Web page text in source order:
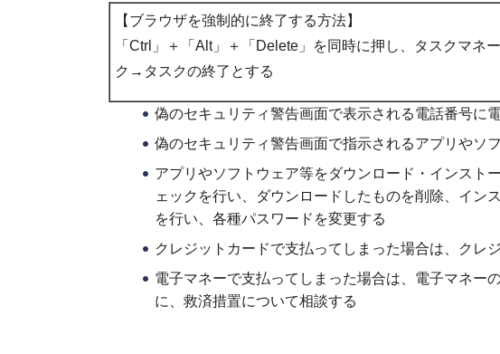
【ブラウザを強制的に終了する方法】
「Ctrl」＋「Alt」＋「Delete」を同時に押し、タスクマ
ク→タスクの終了とする
偽のセキュリティ警告画面で表示される電話番号に
偽のセキュリティ警告画面で指示されるアプリやソ
アプリやソフトウェア等をダウンロード・インスト
ェックを行い、ダウンロードしたものを削除、イン
を行い、各種パスワードを変更する
クレジットカードで支払ってしまった場合は、クレ
電子マネーで支払ってしまった場合は、電子マネー
に、救済措置について相談する